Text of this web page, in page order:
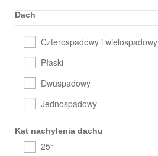
Dach
Jednospadowy
Płaski
Dwuspadowy
Czterospadowy i wielospadowy
Kąt nachylenia dachu
25°